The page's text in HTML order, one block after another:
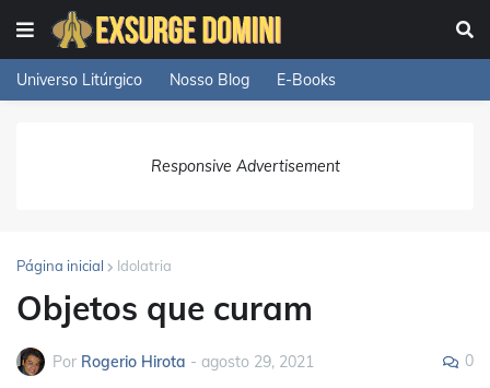
Universo Litúrgico Nosso Blog E-Books
Responsive Advertisement
Página inicial Idolatria
Objetos que curam
Por Rogerio Hirota - agosto 29, 2021 0